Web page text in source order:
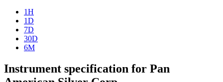
1H
1D
7D
30D
6M
Instrument specification for Pan